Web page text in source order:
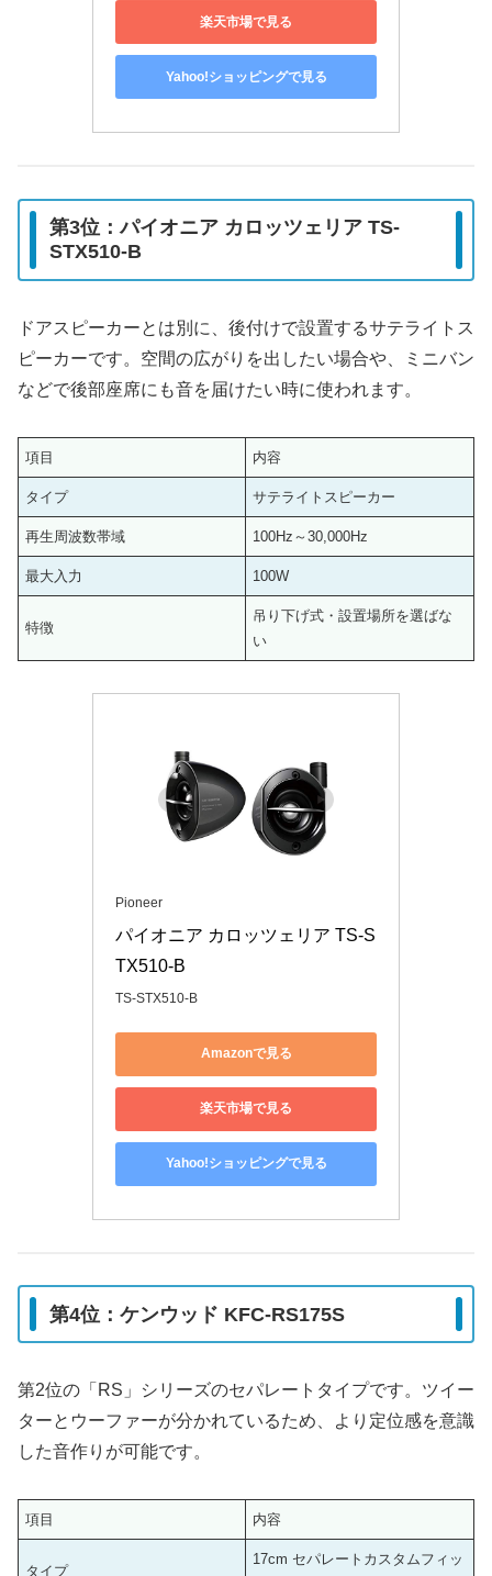
楽天市場で見る
Yahoo!ショッピングで見る
第3位：パイオニア カロッツェリア TS-
STX510-B
ドアスピーカーとは別に、後付けで設置するサテライトス
ピーカーです。空間の広がりを出したい場合や、ミニバン
などで後部座席にも音を届けたい時に使われます。
項目 内容
タイプ サテライトスピーカー
再生周波数帯域 100Hz～30,000Hz
最大入力 100W
特徴
吊り下げ式・設置場所を選ばな
い
Pioneer
パイオニア カロッツェリア TS-S
TX510-B
TS-STX510-B
Amazonで見る
楽天市場で見る
Yahoo!ショッピングで見る
第4位：ケンウッド KFC-RS175S
第2位の「RS」シリーズのセパレートタイプです。ツイー
ターとウーファーが分かれているため、より定位感を意識
した音作りが可能です。
項目 内容
タイプ
17cm セパレートカスタムフィッ